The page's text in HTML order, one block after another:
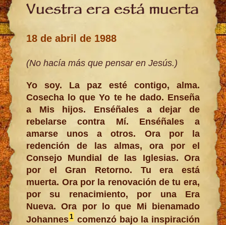
Vuestra era está muerta
18 de abril de 1988
(No hacía más que pensar en Jesús.)
Yo soy. La paz esté contigo, alma.
Cosecha lo que Yo te he dado. Enseña
a Mis hijos. Enséñales a dejar de
rebelarse contra Mí. Enséñales a
amarse unos a otros. Ora por la
redención de las almas, ora por el
Consejo Mundial de las Iglesias. Ora
por el Gran Retorno. Tu era está
muerta. Ora por la renovación de tu era,
por su renacimiento, por una Era
Nueva. Ora por lo que Mi bienamado
Johannes1 comenzó bajo la inspiración